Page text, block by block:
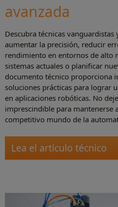
avanzada
Descubra técnicas
aumentar la precisión, reducir
rendimiento en entornos de alto
sistemas actuales o planificar
documento técnico proporciona
soluciones prácticas para lograr
en aplicaciones robóticas. No
imprescindible para mantenerse
competitivo mundo de la
Lea el artículo técnico